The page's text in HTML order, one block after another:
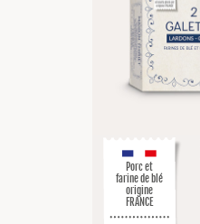
Porc et
farine de blé
origine
FRANCE